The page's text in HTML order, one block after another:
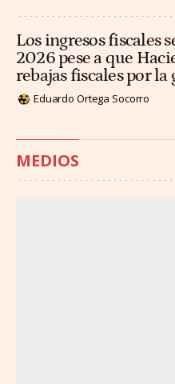
Los ingresos fiscales
2026 pese a que
rebajas fiscales por la
Eduardo Ortega Socorro
MEDIOS